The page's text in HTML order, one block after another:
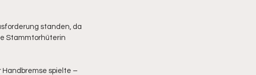
standen, da
Stammtorhüterin
spielte –